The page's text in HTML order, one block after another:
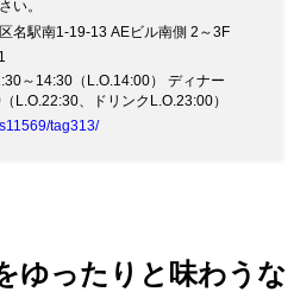
い。
名駅南1-19-13 AEビル南側 2～3F
～14:30（L.O.14:00） ディナー
L.O.22:30、ドリンクL.O.23:00）
tag313/
ゆったりと味わうな